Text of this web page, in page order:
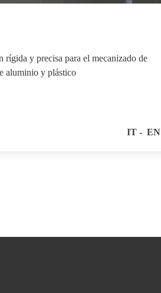
rígida y precisa para el mecanizado de
aluminio y plástico
IT EN